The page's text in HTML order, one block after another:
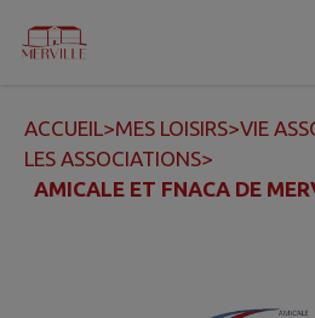
Contenu
ACCUEIL>MES LOISIRS>VIE
LES ASSOCIATIONS>
AMICALE ET FNACA DE